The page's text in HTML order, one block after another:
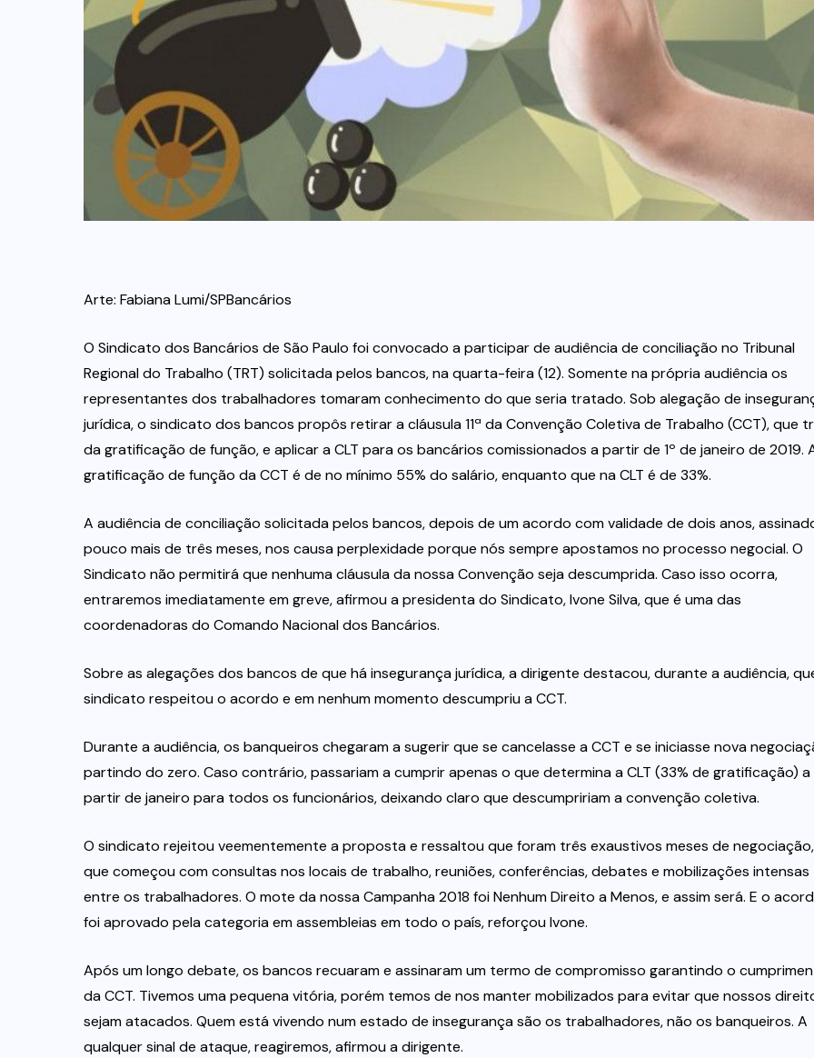
Arte: Fabiana Lumi/SPBancários
O Sindicato dos Bancários de São Paulo foi convocado a participar de audiência de conciliação no Tribunal
Regional do Trabalho (TRT) solicitada pelos bancos, na quarta-feira (12). Somente na própria audiência os
representantes dos trabalhadores tomaram conhecimento do que seria tratado. Sob alegação de
jurídica, o sindicato dos bancos propôs retirar a cláusula 11ª da Convenção Coletiva de Trabalho (CCT), que
da gratificação de função, e aplicar a CLT para os bancários comissionados a partir de 1º de janeiro de 2019.
gratificação de função da CCT é de no mínimo 55% do salário, enquanto que na CLT é de 33%.
A audiência de conciliação solicitada pelos bancos, depois de um acordo com validade de dois anos,
pouco mais de três meses, nos causa perplexidade porque nós sempre apostamos no processo negocial. O
Sindicato não permitirá que nenhuma cláusula da nossa Convenção seja descumprida. Caso isso ocorra,
entraremos imediatamente em greve, afirmou a presidenta do Sindicato, Ivone Silva, que é uma das
coordenadoras do Comando Nacional dos Bancários.
Sobre as alegações dos bancos de que há insegurança jurídica, a dirigente destacou, durante a audiência,
sindicato respeitou o acordo e em nenhum momento descumpriu a CCT.
Durante a audiência, os banqueiros chegaram a sugerir que se cancelasse a CCT e se iniciasse nova
partindo do zero. Caso contrário, passariam a cumprir apenas o que determina a CLT (33% de gratificação) a
partir de janeiro para todos os funcionários, deixando claro que descumpririam a convenção coletiva.
O sindicato rejeitou veementemente a proposta e ressaltou que foram três exaustivos meses de negociação,
que começou com consultas nos locais de trabalho, reuniões, conferências, debates e mobilizações intensas
entre os trabalhadores. O mote da nossa Campanha 2018 foi Nenhum Direito a Menos, e assim será. E o
foi aprovado pela categoria em assembleias em todo o país, reforçou Ivone.
Após um longo debate, os bancos recuaram e assinaram um termo de compromisso garantindo o
da CCT. Tivemos uma pequena vitória, porém temos de nos manter mobilizados para evitar que nossos
sejam atacados. Quem está vivendo num estado de insegurança são os trabalhadores, não os banqueiros. A
qualquer sinal de ataque, reagiremos, afirmou a dirigente.